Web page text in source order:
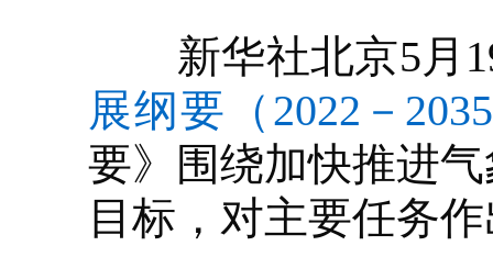
新华社北京5月
展纲要（2022－
要》围绕加快推进
目标，对主要任务